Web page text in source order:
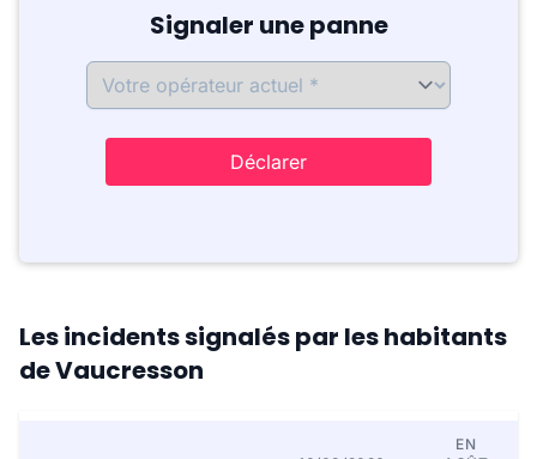
Signaler une panne
Déclarer
Les incidents signalés par les habitants
de Vaucresson
EN